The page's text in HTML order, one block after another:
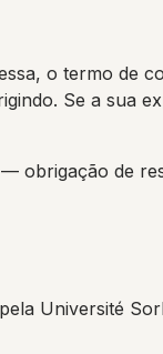
o termo de
Se a sua
obrigação de
Université